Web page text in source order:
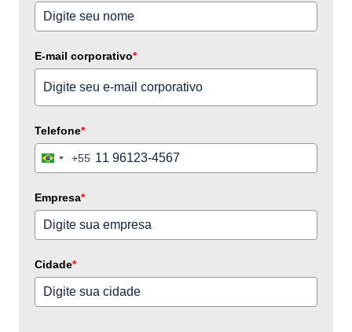
E-mail corporativo*
Telefone*
Brazil+55
Empresa*
Cidade*